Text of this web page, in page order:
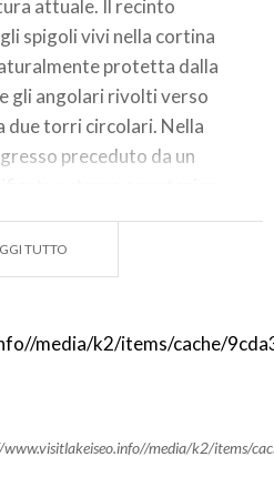
attuale. Il recinto
spigoli vivi nella cortina
protetta dalla
gli angolari rivolti verso
torri circolari. Nella
preceduto da un
centrale rispetto al
probabilmente destinato
accesso al lago
protetto.
TUTTO
media/k2/items/